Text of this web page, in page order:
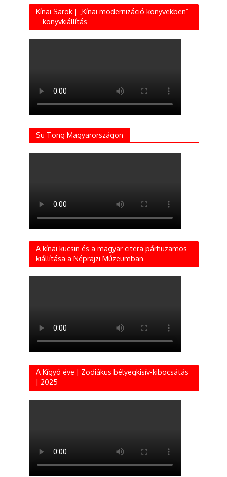
Kínai Sarok | „Kínai modernizáció könyvekben”
– könyvkiállítás
Su Tong Magyarországon
A kínai kucsin és a magyar citera párhuzamos
kiállítása a Néprajzi Múzeumban
A Kígyó éve | Zodiákus bélyegkisív-kibocsátás
| 2025